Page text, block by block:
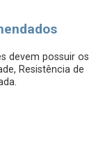
devem possuir os
Resistência de